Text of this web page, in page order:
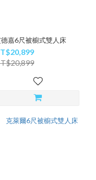
嘉6尺被櫥式雙人床